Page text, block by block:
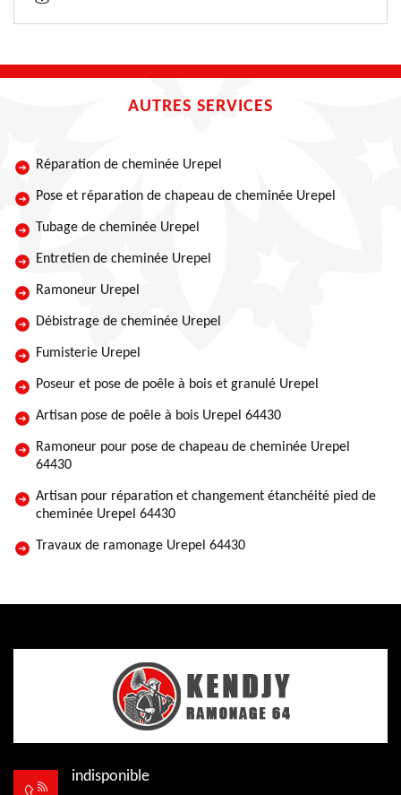
AUTRES SERVICES
Réparation de cheminée Urepel
Pose et réparation de chapeau de cheminée Urepel
Tubage de cheminée Urepel
Entretien de cheminée Urepel
Ramoneur Urepel
Débistrage de cheminée Urepel
Fumisterie Urepel
Poseur et pose de poêle à bois et granulé Urepel
Artisan pose de poêle à bois Urepel 64430
Ramoneur pour pose de chapeau de cheminée Urepel
64430
Artisan pour réparation et changement étanchéité pied de
cheminée Urepel 64430
Travaux de ramonage Urepel 64430
indisponible